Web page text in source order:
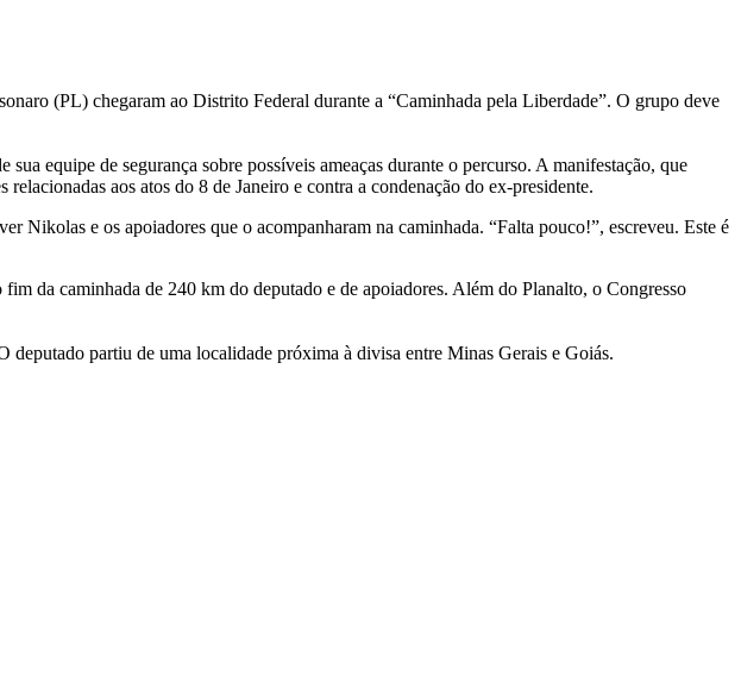
(PL) chegaram ao Distrito Federal durante a “Caminhada pela Liberdade”. O grupo deve
equipe de segurança sobre possíveis ameaças durante o percurso. A manifestação, que
aos atos do 8 de Janeiro e contra a condenação do ex-presidente.
e os apoiadores que o acompanharam na caminhada. “Falta pouco!”, escreveu. Este é
da caminhada de 240 km do deputado e de apoiadores. Além do Planalto, o Congresso
partiu de uma localidade próxima à divisa entre Minas Gerais e Goiás.